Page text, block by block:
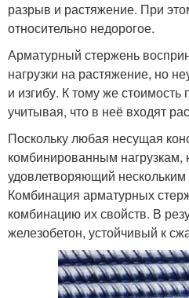
разрыв и растяжение. При
относительно недорогое.
Арматурный стержень
нагрузки на растяжение, но
и изгибу. К тому же стоимость
учитывая, что в неё входят
Поскольку любая несущая
комбинированным нагрузкам,
удовлетворяющий
Комбинация арматурных
комбинацию их свойств. В
железобетон, устойчивый к